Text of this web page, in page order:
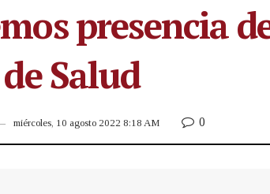
presencia
Salud
miércoles, 10 agosto 2022 8:18 AM 0